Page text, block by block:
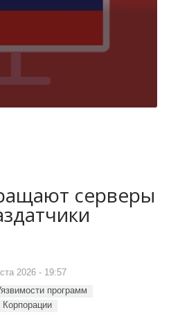
серверы
2026 - 19:57
программ
Корпорации